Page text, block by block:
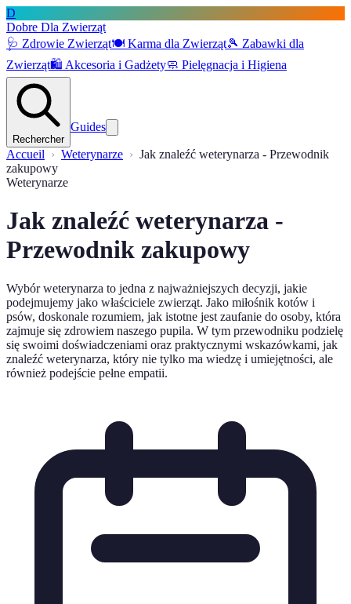
D
Dobre Dla Zwierząt
🩺 Zdrowie Zwierząt🍽️ Karma dla Zwierząt🎾 Zabawki dla
Zwierząt🛍️ Akcesoria i Gadżety🧼 Pielęgnacja i Higiena
Rechercher
Guides
Accueil Weterynarze
Jak znaleźć weterynarza - Przewodnik
zakupowy
Weterynarze
Jak znaleźć weterynarza -
Przewodnik zakupowy
Wybór weterynarza to jedna z najważniejszych decyzji, jakie
podejmujemy jako właściciele zwierząt. Jako miłośnik kotów i
psów, doskonale rozumiem, jak istotne jest zaufanie do osoby, która
zajmuje się zdrowiem naszego pupila. W tym przewodniku podzielę
się swoimi doświadczeniami oraz praktycznymi wskazówkami, jak
znaleźć weterynarza, który nie tylko ma wiedzę i umiejętności, ale
również podejście pełne empatii.